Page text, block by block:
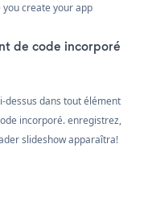
you create your app
de code incorporé
dessus dans tout élément
incorporé. enregistrez,
slideshow apparaîtra!